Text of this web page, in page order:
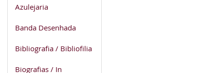
Azulejaria
Banda Desenhada
Bibliografia / Bibliofilia
Biografias / In